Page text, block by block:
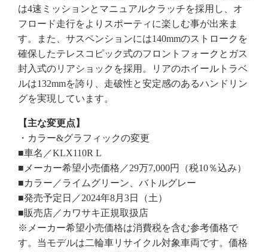
は4速ミッションとマニュアルクラッチを採用し、オ
フロード走行をよりスポーティに楽しむ事が出来ま
す。また、サスペンションには140mmのストロークを
確保したテレスコピック式のフロントフォークとガス
封入式のリアショックを採用。リアのホイールトラベ
ルは132mmを誇り、走破性と安定感のあるハンドリン
グを実現しています。
【主な変更点】
・カラー&グラフィックの変更
■車名／KLX110R L
■メーカー希望小売価格／29万7,000円（税10％込み）
■カラー／ライムグリーン、バトルグレー
■発売予定日／2024年8月3日（土）
■販売店／カワサキ正規取扱店
※メーカー希望小売価格は消費税を含む参考価格で
す。当モデルは二輪車リサイクル対象車両です。価格